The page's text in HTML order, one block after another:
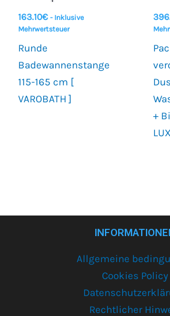
163.10€ - Inklusive
Mehrwertsteuer
Runde
Badewannenstange
115-165 cm [
VAROBATH ]
+
Allgemeine
Cookies Policy
Rechtlicher